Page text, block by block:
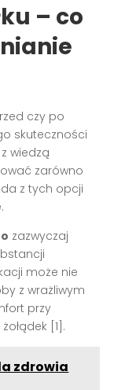
– co
czy po
skuteczności
wiedzą
zarówno
z tych opcji
zazwyczaj
może nie
z wrażliwym
przy
[1].
zdrowia